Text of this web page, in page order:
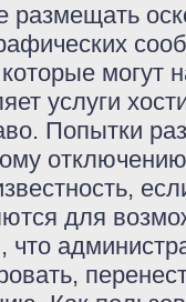
размещать
могут
услуги
Попытки
для
что